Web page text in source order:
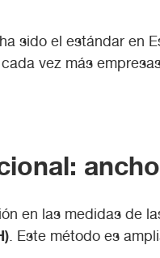
sido el estándar en
vez más
en las medidas de
. Este método es